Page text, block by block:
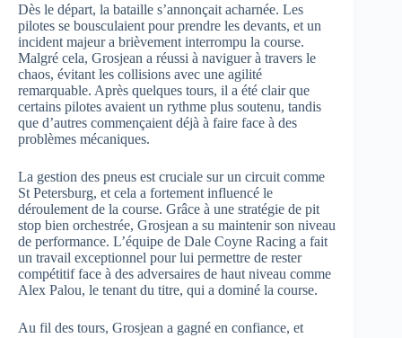
Dès le départ, la bataille s’annonçait acharnée. Les
pilotes se bousculaient pour prendre les devants, et un
incident majeur a brièvement interrompu la course.
Malgré cela, Grosjean a réussi à naviguer à travers le
chaos, évitant les collisions avec une agilité
remarquable. Après quelques tours, il a été clair que
certains pilotes avaient un rythme plus soutenu, tandis
que d’autres commençaient déjà à faire face à des
problèmes mécaniques.
La gestion des pneus est cruciale sur un circuit comme
St Petersburg, et cela a fortement influencé le
déroulement de la course. Grâce à une stratégie de pit
stop bien orchestrée, Grosjean a su maintenir son niveau
de performance. L’équipe de Dale Coyne Racing a fait
un travail exceptionnel pour lui permettre de rester
compétitif face à des adversaires de haut niveau comme
Alex Palou, le tenant du titre, qui a dominé la course.
Au fil des tours, Grosjean a gagné en confiance, et